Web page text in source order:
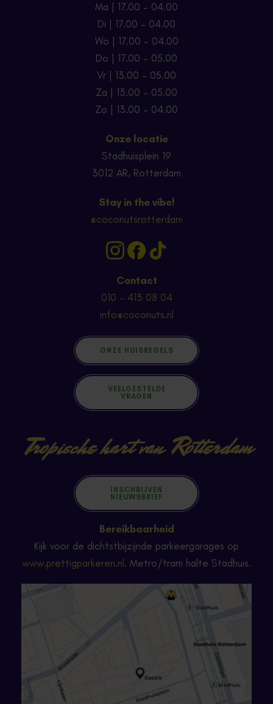
Ma | 17.00 – 04.00
Di | 17.00 – 04.00
Wo | 17.00 – 04.00
Do | 17.00 – 05.00
Vr | 13.00 – 05.00
Za | 13.00 – 05.00
Zo | 13.00 – 04.00
Onze locatie
Stadhuisplein 19
3012 AR, Rotterdam
Stay in the vibe!
@coconutsrotterdam
Contact
010 – 413 08 04
info@coconuts.nl
ONZE HUISREGELS
VEELGESTELDE
VRAGEN
Tropische hart van Rotterdam
INSCHRIJVEN
NIEUWSBRIEF
Bereikbaarheid
Kijk voor de dichtstbijzijnde parkeergarages op
www.prettigparkeren.nl. Metro/tram halte Stadhuis.